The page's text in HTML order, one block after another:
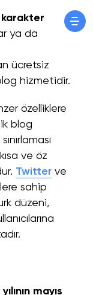
ya da
ücretsiz
hizmetidir.
özelliklere
blog
ve öz
Twitter ve
sahip
düzeni,
mayıs